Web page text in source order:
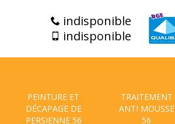
indisponible
indisponible
PEINTURE ET
DÉCAPAGE DE
PERSIENNE 56
TRAITEMENT
ANTI MOUSSE
56